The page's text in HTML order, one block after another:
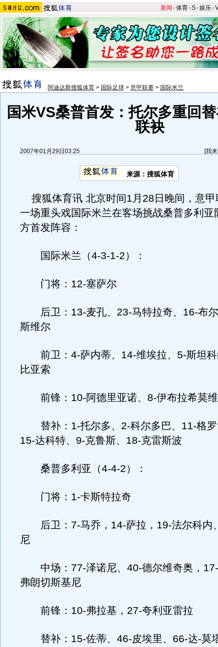
新闻 -体育-S-娱乐-
阿迪达斯搜狐体育 > 国际足球 > 意甲联赛 > 国际米兰
国米VS桑普首发：托尔多重回
联袂
2007年01月29日03:25 [我
来源：搜狐体育
搜狐体育讯 北京时间1月28日晚间，意甲
一场重头戏国际米兰在客场挑战桑普多利亚
方首发阵容：
国际米兰（4-3-1-2）：
门将：12-塞萨尔
后卫：13-麦孔、23-马特拉奇、16-布
斯维尔
前卫：4-萨内蒂、14-维埃拉、5-斯坦科
比亚索
前锋：10-阿德里亚诺、8-伊布拉希莫
替补：1-托尔多、2-科尔多巴、11-格罗
15-达科特、9-克鲁斯、18-克雷斯波
桑普多利亚（4-4-2）：
门将：1-卡斯特拉奇
后卫：7-马乔，14-萨拉，19-法尔科内
尼
中场：77-泽诺尼、40-德尔维奇奥，
弗朗切斯基尼
前锋：10-弗拉基，27-夸利亚雷拉
替补：15-佐蒂、46-皮埃里、66-达-莫